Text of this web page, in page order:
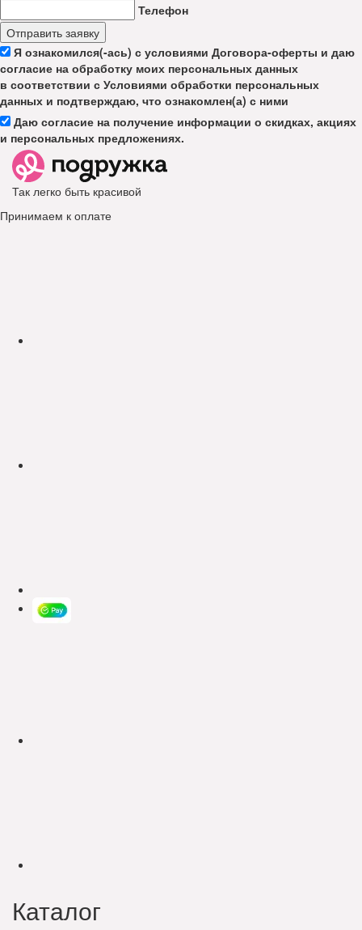
Телефон
Отправить заявку
Я ознакомился(-ась) с условиями Договора-оферты и даю
согласие на обработку моих персональных данных
в соответствии с Условиями обработки персональных
данных и подтверждаю, что ознакомлен(а) с ними
Даю согласие на получение информации о скидках, акциях
и персональных предложениях.
Так легко быть красивой
Принимаем к оплате
Каталог